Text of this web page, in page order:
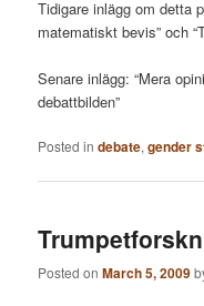
Tidigare inlägg om detta
matematiskt bevis” och
Senare inlägg: “Mera
debattbilden”
Posted in debate,gender
Posted onMarch 5, 2009